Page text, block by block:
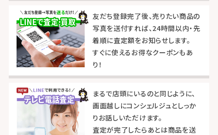
友だち登録完了後、売りたい商品の
写真を送付すれば、24時間以内・先
着順に査定額をお知らせします。
すぐに使えるお得なクーポンもあ
り！
まるで店頭にいるのと同じように、
画面越しにコンシェルジュとしっか
りお話しいただけます。
査定が完了したらあとは商品を送